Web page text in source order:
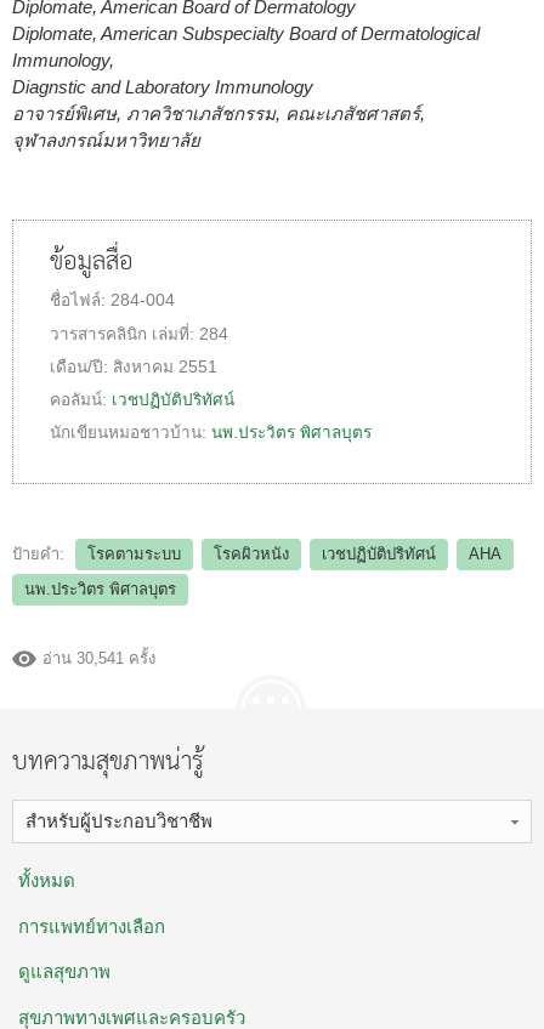
Diplomate, American Board of Dermatology
Diplomate, American Subspecialty Board of Dermatological
Immunology,
Diagnstic and Laboratory Immunology
อาจารย์พิเศษ, ภาควิชาเภสัชกรรม, คณะเภสัชศาสตร์,
จุฬาลงกรณ์มหาวิทยาลัย
ข้อมูลสื่อ
ชื่อไฟล์: 284-004
วารสารคลินิก เล่มที่: 284
เดือน/ปี: สิงหาคม 2551
คอลัมน์: เวชปฏิบัติปริทัศน์
นักเขียนหมอชาวบ้าน: นพ.ประวิตร พิศาลบุตร
ป้ายคำ: โรคตามระบบ โรคผิวหนัง เวชปฏิบัติปริทัศน์
AHA
นพ.ประวิตร พิศาลบุตร
อ่าน 30,541 ครั้ง
บทความสุขภาพน่ารู้
สำหรับผู้ประกอบวิชาชีพ
ทั้งหมด
การแพทย์ทางเลือก
ดูแลสุขภาพ
สุขภาพทางเพศและครอบครัว